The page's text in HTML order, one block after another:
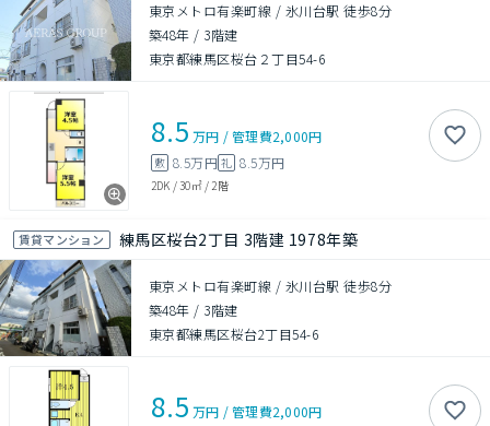
東京メトロ有楽町線 / 氷川台駅 徒歩8分
築48年 / 3階建
東京都練馬区桜台２丁目54-6
8.5 万円 /管理費2,000円
敷 8.5万円礼 8.5万円
2DK /30㎡/ 2階
賃貸マンション 練馬区桜台2丁目 3階建 1978年築
東京メトロ有楽町線 / 氷川台駅 徒歩8分
築48年 / 3階建
東京都練馬区桜台2丁目54-6
8.5 万円 /管理費2,000円